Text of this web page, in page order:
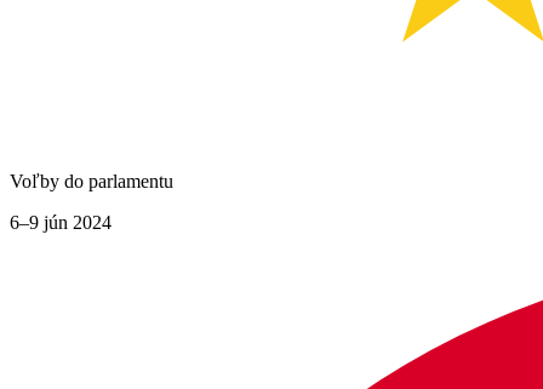
Voľby do parlamentu
6–9 jún 2024